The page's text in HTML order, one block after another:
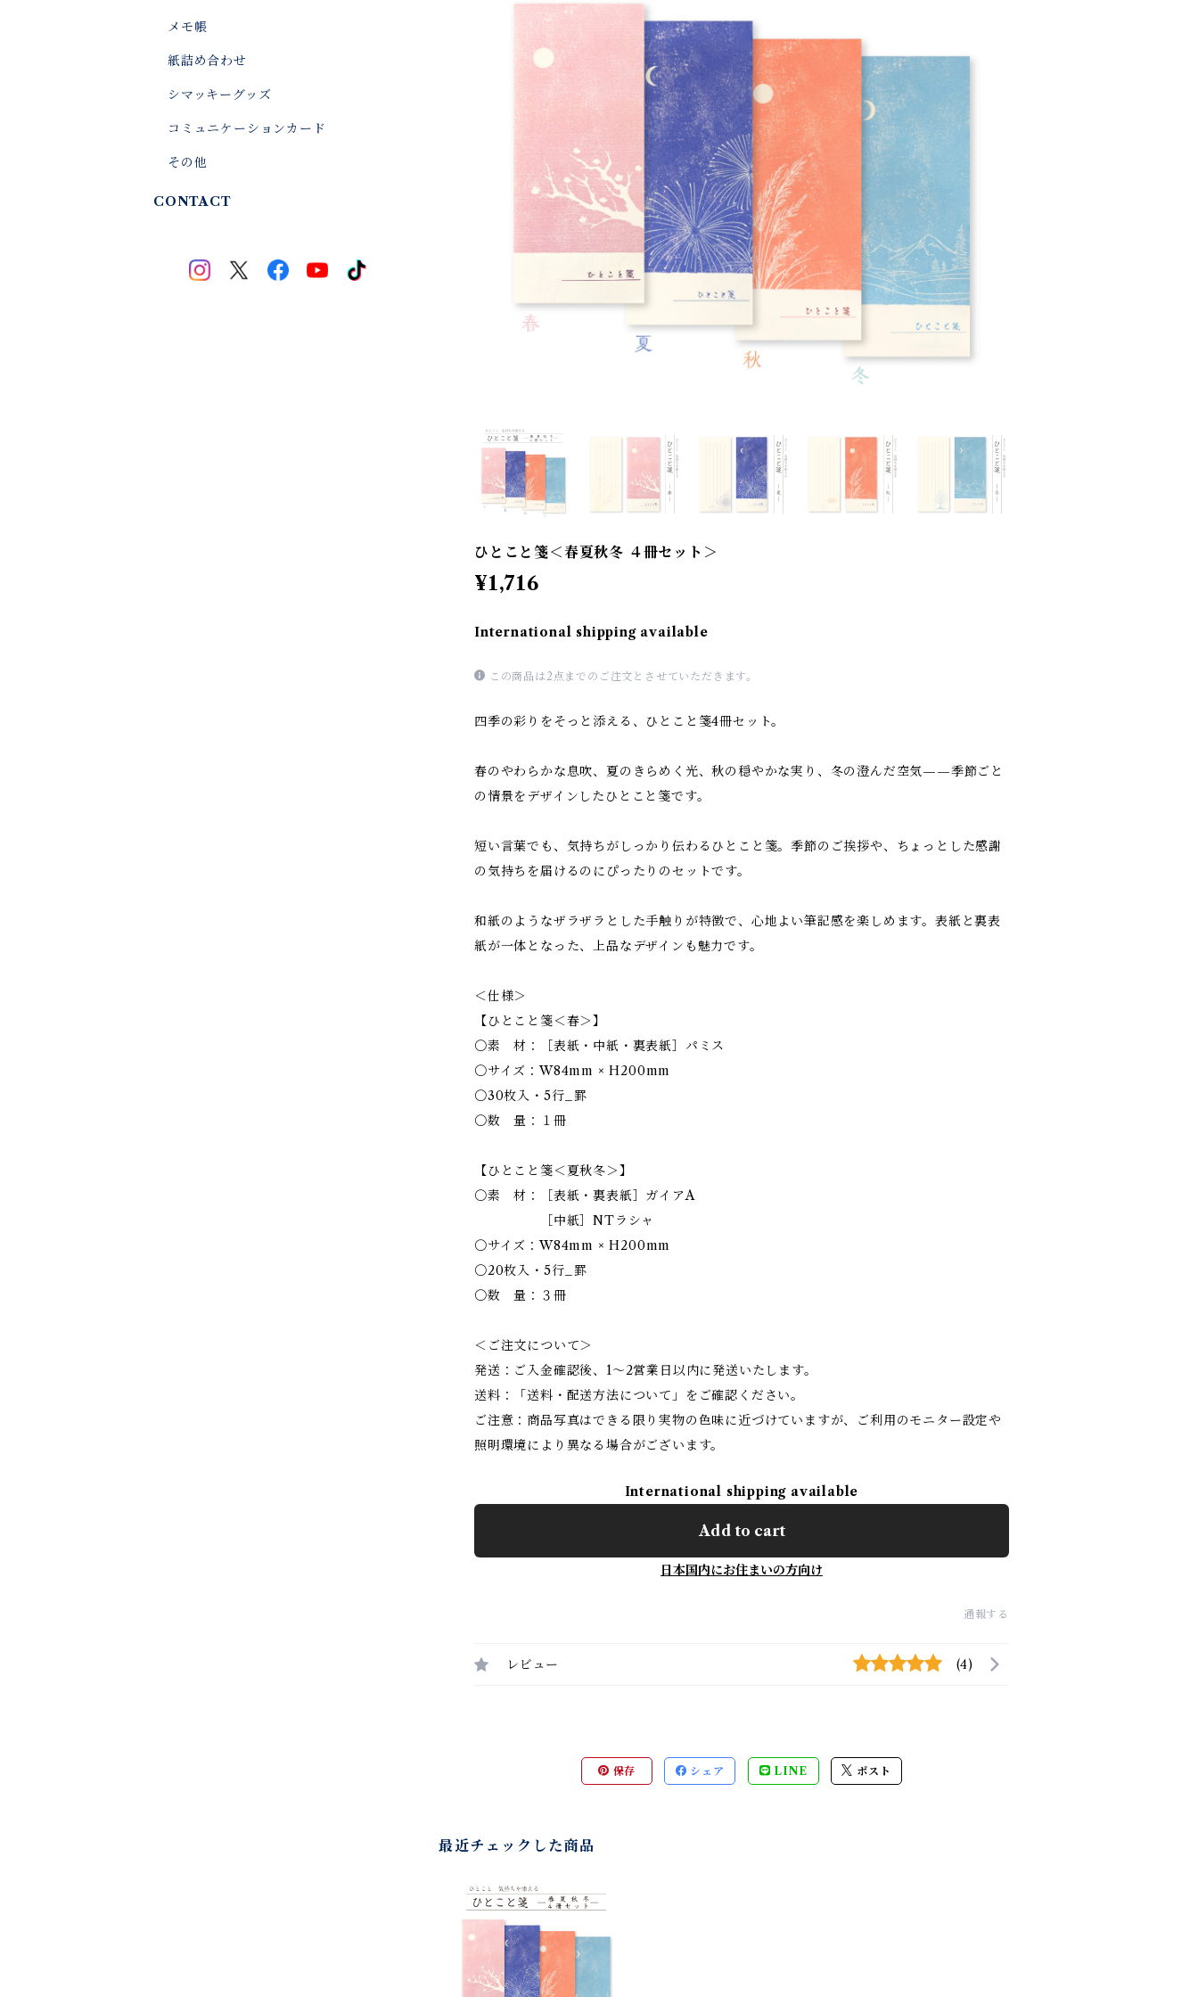
ひとこと箋＜春夏秋冬 ４冊セット＞
¥1,716
International shipping available
この商品は2点までのご注文とさせていただきます。
四季の彩りをそっと添える、ひとこと箋4冊セット。
春のやわらかな息吹、夏のきらめく光、秋の穏やかな実り、冬の澄んだ空気——季節ごと
の情景をデザインしたひとこと箋です。
短い言葉でも、気持ちがしっかり伝わるひとこと箋。季節のご挨拶や、ちょっとした感謝
の気持ちを届けるのにぴったりのセットです。
和紙のようなザラザラとした手触りが特徴で、心地よい筆記感を楽しめます。表紙と裏表
紙が一体となった、上品なデザインも魅力です。
＜仕様＞
【ひとこと箋＜春＞】
〇素 材：［表紙・中紙・裏表紙］パミス
〇サイズ：W84mm × H200mm
〇30枚入・5行_罫
〇数 量：１冊
【ひとこと箋＜夏秋冬＞】
〇素 材：［表紙・裏表紙］ガイアA
［中紙］NTラシャ
〇サイズ：W84mm × H200mm
〇20枚入・5行_罫
〇数 量：３冊
＜ご注文について＞
発送：ご入金確認後、1〜2営業日以内に発送いたします。
送料：「送料・配送方法について」をご確認ください。
ご注意：商品写真はできる限り実物の色味に近づけていますが、ご利用のモニター設定や
照明環境により異なる場合がございます。
International shipping available
Add to cart
日本国内にお住まいの方向け
通報する
レビュー (4)
保存 シェア LINE ポスト
最近チェックした商品
メモ帳
紙詰め合わせ
シマッキーグッズ
コミュニケーションカード
その他
CONTACT